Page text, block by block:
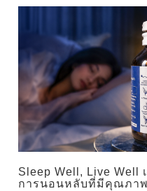
Sleep Well, Live Well
การนอนหลับที่มีคุณภาพ